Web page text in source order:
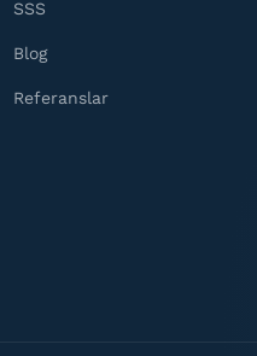
SSS
Blog
Referanslar